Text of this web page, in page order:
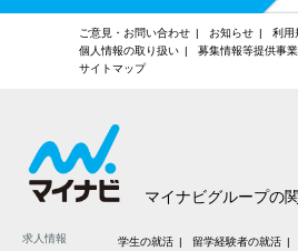
ご意見・お問い合わせ お知らせ
利用
個人情報の取り扱い
募集情報等提供事
サイトマップ
マイナビグループの
求人情報 学生の就活 留学経験者の就活